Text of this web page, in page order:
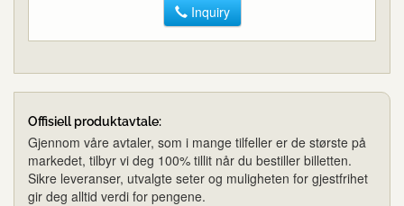
Inquiry
Offisiell produktavtale:
Gjennom våre avtaler, som i mange tilfeller er de største på
markedet, tilbyr vi deg 100% tillit når du bestiller billetten.
Sikre leveranser, utvalgte seter og muligheten for gjestfrihet
gir deg alltid verdi for pengene.